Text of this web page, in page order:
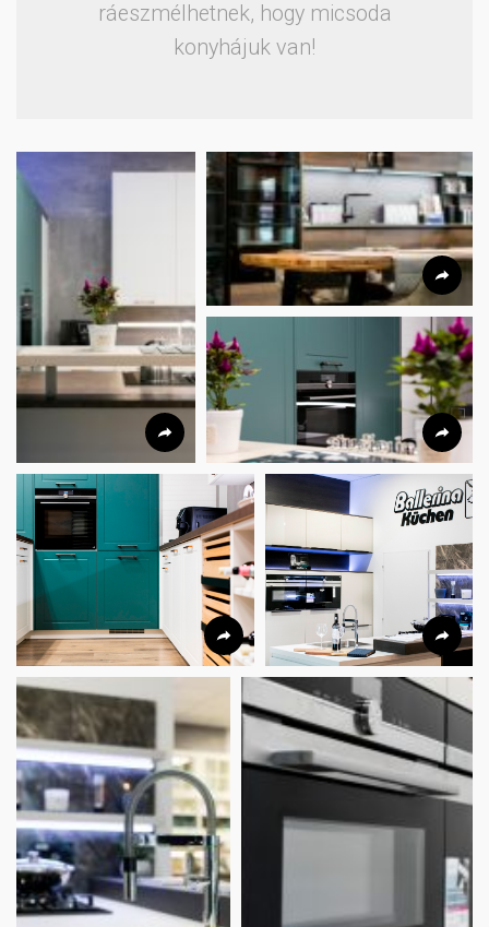
ráeszmélhetnek, hogy micsoda
konyhájuk van!